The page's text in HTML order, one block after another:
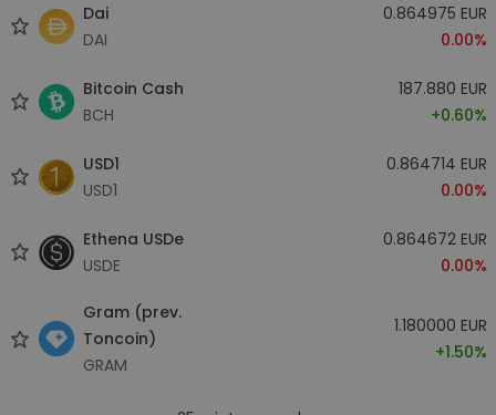
Dai
DAI
0.864975 EUR
0.00%
Bitcoin Cash
BCH
187.880 EUR
+0.60%
USD1
USD1
0.864714 EUR
0.00%
Ethena USDe
USDE
0.864672 EUR
0.00%
Gram (prev.
Toncoin)
GRAM
1.180000 EUR
+1.50%